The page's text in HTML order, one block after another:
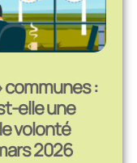
communes :
elle une
volonté
2026